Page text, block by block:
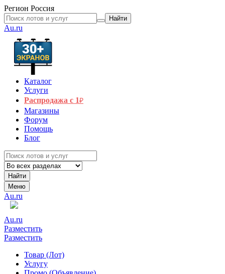
Регион Россия
Найти
Au.ru
Каталог
Услуги
Распродажа с 1₽
Магазины
Форум
Помощь
Блог
Найти
Меню
Au.ru
Au.ru
Разместить
Разместить
Товар (Лот)
Услугу